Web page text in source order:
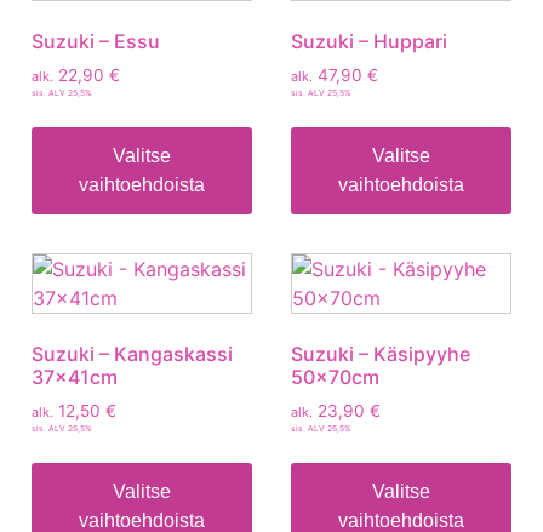
Suzuki – Essu
alk. 22,90 €
sis. ALV 25,5%
Valitse
vaihtoehdoista
Suzuki – Huppari
alk. 47,90 €
sis. ALV 25,5%
Valitse
vaihtoehdoista
Suzuki – Kangaskassi
37x41cm
alk. 12,50 €
sis. ALV 25,5%
Valitse
vaihtoehdoista
Suzuki – Käsipyyhe
50x70cm
alk. 23,90 €
sis. ALV 25,5%
Valitse
vaihtoehdoista